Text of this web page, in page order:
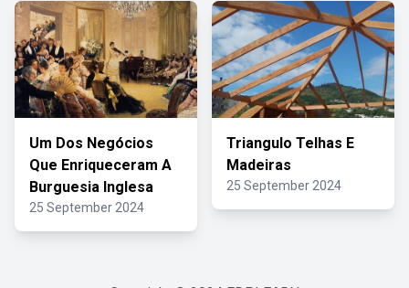
Um Dos Negócios
Que Enriqueceram A
Burguesia Inglesa
25 September 2024
Triangulo Telhas E
Madeiras
25 September 2024